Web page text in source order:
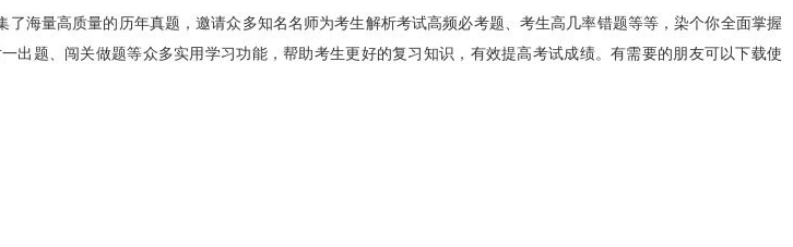
海量高质量的历年真题，邀请众多知名名师为考生解析考试高频必考题、考生高几率错题等等，染个你全面掌握
题、闯关做题等众多实用学习功能，帮助考生更好的复习知识，有效提高考试成绩。有需要的朋友可以下载使